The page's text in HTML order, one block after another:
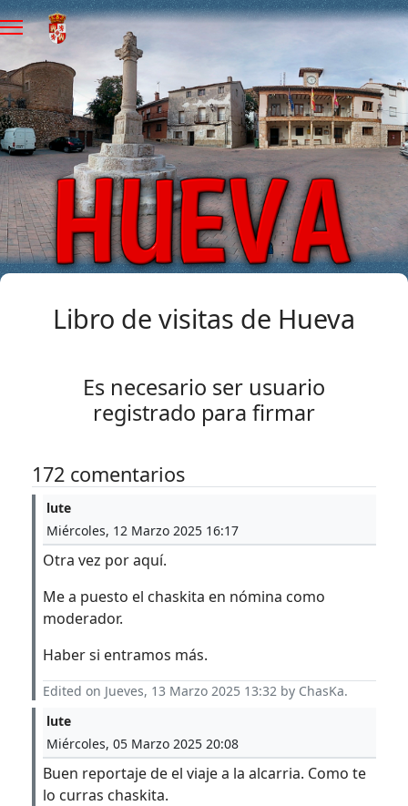
Libro de visitas de Hueva
Es necesario ser usuario
registrado para firmar
172 comentarios
lute
Miércoles, 12 Marzo 2025 16:17
Otra vez por aquí.
Me a puesto el chaskita en nómina como
moderador.
Haber si entramos más.
Edited on Jueves, 13 Marzo 2025 13:32 by ChasKa.
lute
Miércoles, 05 Marzo 2025 20:08
Buen reportaje de el viaje a la alcarria. Como te
lo curras chaskita.